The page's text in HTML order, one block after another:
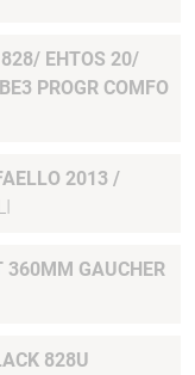
828/ EHTOS 20/
PROGR COMFO
2013 /
360MM GAUCHER
828U